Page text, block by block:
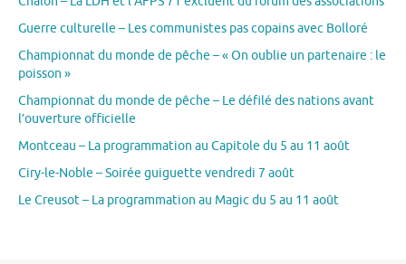
Guerre culturelle – Les communistes pas copains avec Bolloré
Championnat du monde de pêche – « On oublie un partenaire : le
poisson »
Championnat du monde de pêche – Le défilé des nations avant
l’ouverture officielle
Montceau – La programmation au Capitole du 5 au 11 août
Ciry-le-Noble – Soirée guiguette vendredi 7 août
Le Creusot – La programmation au Magic du 5 au 11 août